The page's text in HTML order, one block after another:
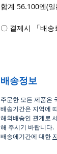
합계 56.100엔(
〇 결제시 「배
배송정보
주문한 모든 제품은
배송기간은 지역에
해외배송인 관계로
해 주시기 바랍니다.
배송에기간에 대한